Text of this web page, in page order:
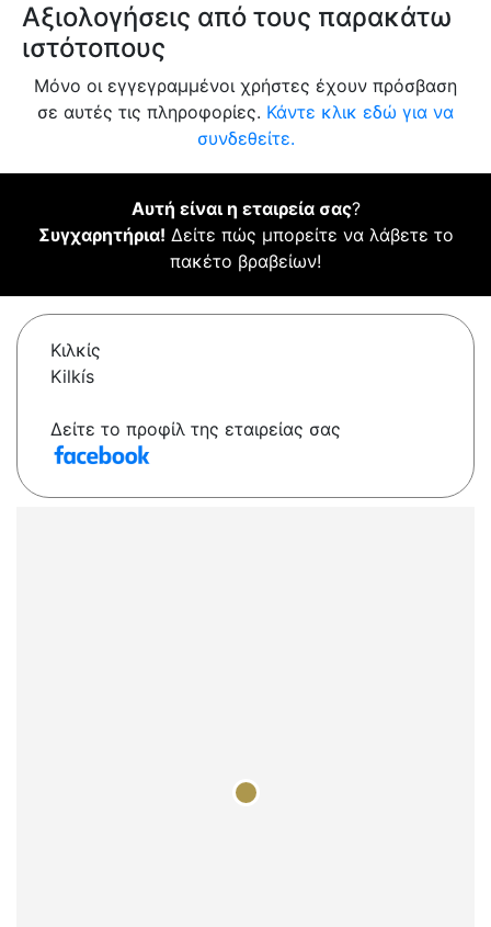
Αξιολογήσεις από τους παρακάτω
ιστότοπους
Μόνο οι εγγεγραμμένοι χρήστες έχουν πρόσβαση
σε αυτές τις πληροφορίες. Κάντε κλικ εδώ για να
συνδεθείτε.
Αυτή είναι η εταιρεία σας?
Συγχαρητήρια! Δείτε πώς μπορείτε να λάβετε το
πακέτο βραβείων!
Κιλκίς
Kilkís
Δείτε το προφίλ της εταιρείας σας